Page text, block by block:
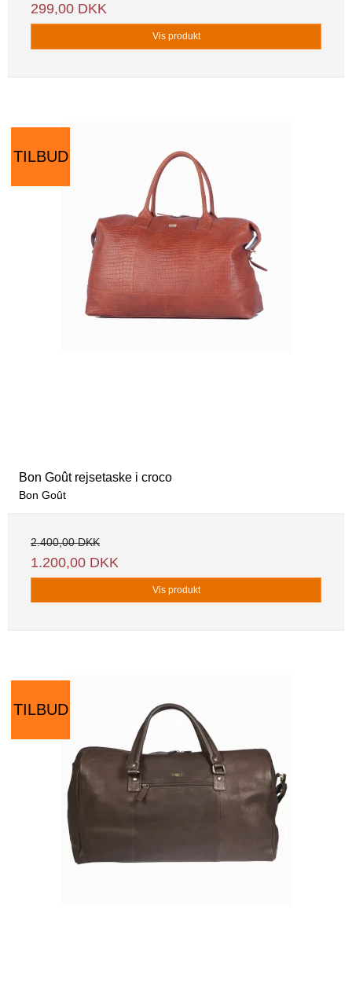
299,00 DKK
Vis produkt
TILBUD
Bon Goût rejsetaske i croco
Bon Goût
2.400,00 DKK
1.200,00 DKK
Vis produkt
TILBUD